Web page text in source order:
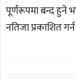
पूर्णरूपमा बन्द हुने
नतिजा प्रकाशित